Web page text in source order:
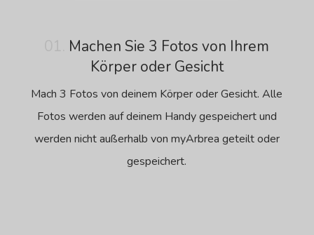
Machen Sie 3 Fotos von Ihrem
Körper oder Gesicht
Mach 3 Fotos von deinem Körper oder Gesicht. Alle
Fotos werden auf deinem Handy gespeichert und
werden nicht außerhalb von myArbrea geteilt oder
gespeichert.